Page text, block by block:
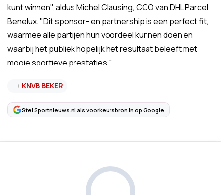
kunt winnen", aldus Michel Clausing, CCO van DHL Parcel
Benelux. "Dit sponsor- en partnership is een perfect fit,
waarmee alle partijen hun voordeel kunnen doen en
waarbij het publiek hopelijk het resultaat beleeft met
mooie sportieve prestaties."
KNVB BEKER
Stel Sportnieuws.nl als voorkeursbron in op Google